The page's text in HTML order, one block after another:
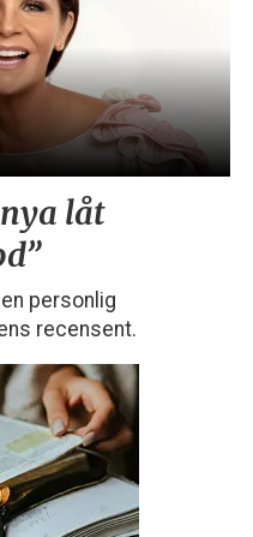
låt
personlig
recensent.